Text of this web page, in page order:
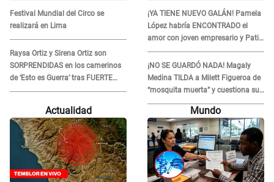
Festival Mundial del Circo se
realizará en Lima
Raysa Ortiz y Sirena Ortiz son
SORPRENDIDAS en los camerinos
de ‘Esto es Guerra’ tras FUERTE
ENFRENTAMIENTO con Gabriel
¡YA TIENE NUEVO GALÁN! Pamela
López habría ENCONTRADO el
amor con joven empresario y Pati
Lorena la ECHA en VIVO
¡NO SE GUARDÓ NADA! Magaly
Medina TILDA a Milett Figueroa de
“mosquita muerta” y cuestiona su
RECONCILIACIÓN con Marcelo
Tinelli en TV argentina
Actualidad Mundo